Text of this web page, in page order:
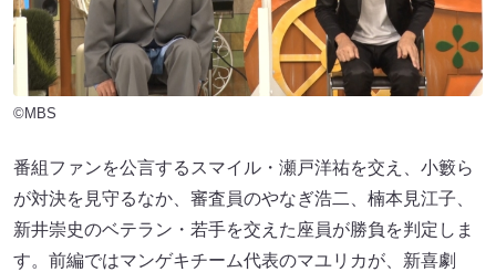
©MBS
番組ファンを公言するスマイル・瀬戸洋祐を交え、小籔ら
が対決を見守るなか、審査員のやなぎ浩二、楠本見江子、
新井崇史のベテラン・若手を交えた座員が勝負を判定しま
す。前編ではマンゲキチーム代表のマユリカが、新喜劇